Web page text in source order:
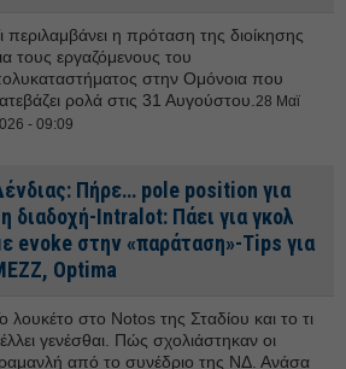
περιλαμβάνει η πρόταση της διοίκησης
τους εργαζόμενους του
στην Ομόνοια που
ρολά στις 31 Αυγούστου. 28 Μαϊ
- 09:09
Πήρε… pole position για
διαδοχή-Intralot: Πάει για γκολ
evoke στην «παράταση»-Tips για
Optima
λουκέτο στο Notos της Σταδίου και το τι
γενέσθαι. Πώς σχολιάστηκαν οι
από το συνέδριο της ΝΔ. Ανάσα